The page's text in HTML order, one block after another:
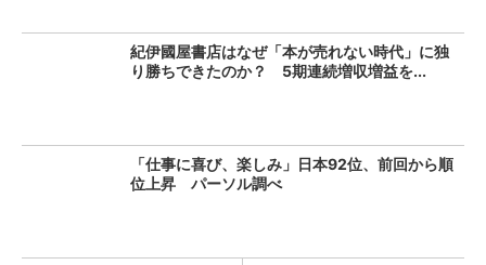
紀伊國屋書店はなぜ「本が売れない時代」に独
り勝ちできたのか？ 5期連続増収増益を...
「仕事に喜び、楽しみ」日本92位、前回から順
位上昇 パーソル調べ